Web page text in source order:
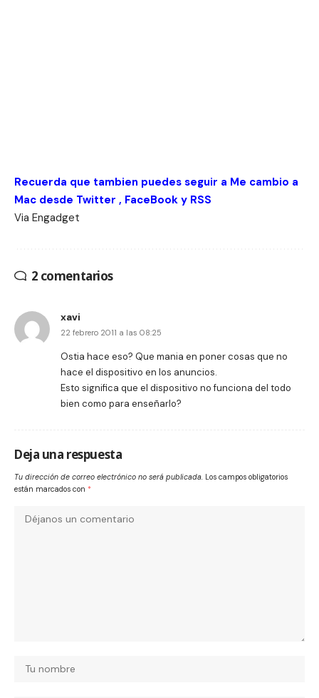
Recuerda que tambien puedes seguir a Me cambio a
Mac desde Twitter , FaceBook y RSS
Via Engadget
2 comentarios
xavi
22 febrero 2011 a las 08:25
Ostia hace eso? Que mania en poner cosas que no
hace el dispositivo en los anuncios.
Esto significa que el dispositivo no funciona del todo
bien como para enseñarlo?
Deja una respuesta
Tu dirección de correo electrónico no será publicada. Los campos obligatorios
están marcados con *